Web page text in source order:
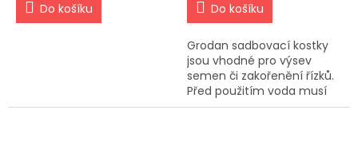
Do košíku Do košíku
Grodan sadbovací kostky
jsou vhodné pro výsev
semen či zakořenění řízků.
Před použitím voda musí
mít pH 5,8-6 a být